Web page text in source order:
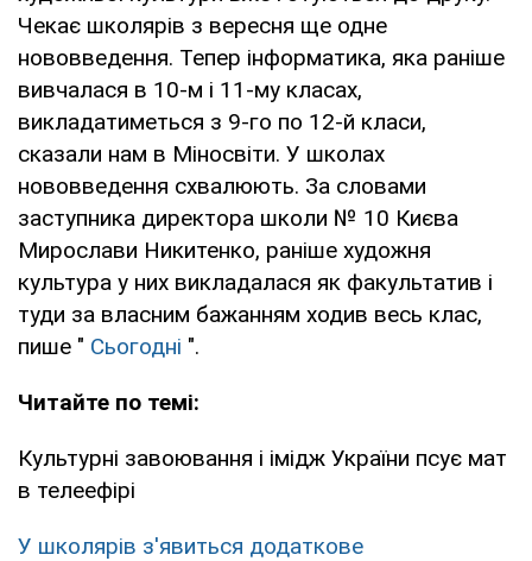
Чекає школярів з вересня ще одне
нововведення. Тепер інформатика, яка раніше
вивчалася в 10-м і 11-му класах,
викладатиметься з 9-го по 12-й класи,
сказали нам в Міносвіти. У школах
нововведення схвалюють. За словами
заступника директора школи № 10 Києва
Мирослави Никитенко, раніше художня
культура у них викладалася як факультатив і
туди за власним бажанням ходив весь клас,
пише " Сьогодні ".
Читайте по темі:
Культурні завоювання і імідж України псує мат
в телеефірі
У школярів з'явиться додаткове